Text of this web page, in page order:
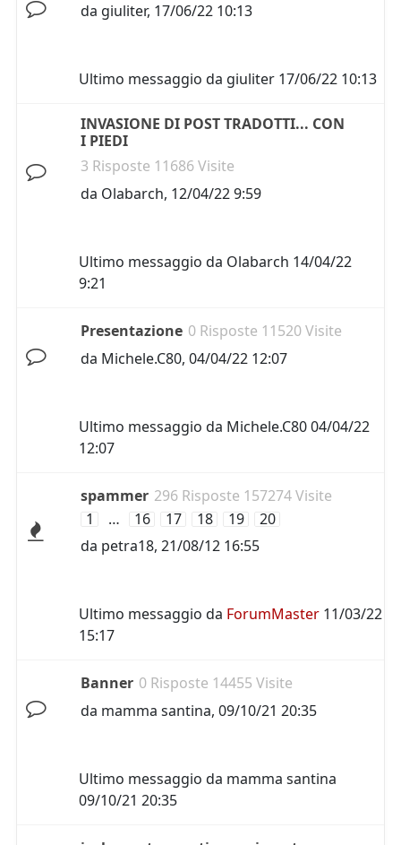
da giuliter, 17/06/22 10:13
Ultimo messaggio da giuliter 17/06/22 10:13
INVASIONE DI POST TRADOTTI... CON
I PIEDI
3 Risposte 11686 Visite
da Olabarch, 12/04/22 9:59
Ultimo messaggio da Olabarch 14/04/22
9:21
Presentazione 0 Risposte 11520 Visite
da Michele.C80, 04/04/22 12:07
Ultimo messaggio da Michele.C8004/04/22
12:07
spammer 296 Risposte 157274 Visite
1
… 16 17 18 19
20
da petra18, 21/08/12 16:55
Ultimo messaggio da ForumMaster 11/03/22
15:17
Banner 0 Risposte 14455 Visite
da mamma santina, 09/10/21 20:35
Ultimo messaggio da mamma santina
09/10/21 20:35